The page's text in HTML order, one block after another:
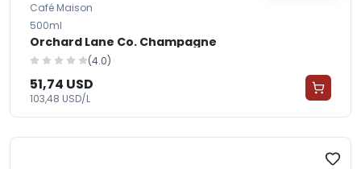
Café Maison
500ml
Orchard Lane Co. Champagne
(4.0)
51,74 USD
103,48 USD/L